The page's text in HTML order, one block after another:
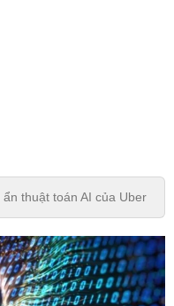
thuật toán AI của Uber